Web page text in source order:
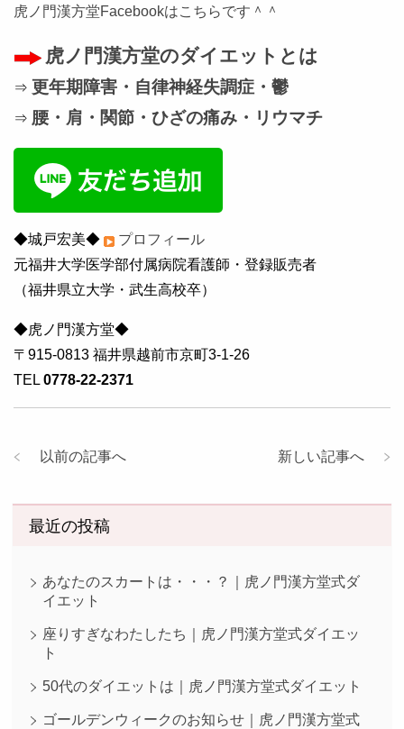
虎ノ門漢方堂Facebookはこちらです＾＾
虎ノ門漢方堂のダイエットとは
⇒ 更年期障害・自律神経失調症・鬱
⇒ 腰・肩・関節・ひざの痛み・リウマチ
◆城戸宏美◆
プロフィール
元福井大学医学部付属病院看護師・登録販売者
（福井県立大学・武生高校卒）
◆虎ノ門漢方堂◆
〒915-0813 福井県越前市京町3-1-26
TEL 0778-22-2371
新しい記事へ
以前の記事へ
最近の投稿
あなたのスカートは・・・？｜虎ノ門漢方堂式ダ
イエット
座りすぎなわたしたち｜虎ノ門漢方堂式ダイエッ
ト
50代のダイエットは｜虎ノ門漢方堂式ダイエット
ゴールデンウィークのお知らせ｜虎ノ門漢方堂式